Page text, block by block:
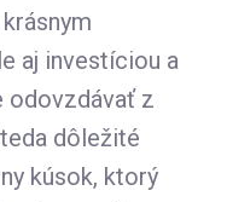
aj investíciou a
odovzdávať z
dôležité
kúsok, ktorý